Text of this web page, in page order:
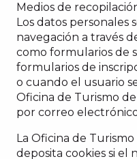
Medios de
Los datos personales
navegación a través
como formularios de
formularios de
o cuando el usuario
Oficina de Turismo
por correo
La Oficina de
deposita cookies si el